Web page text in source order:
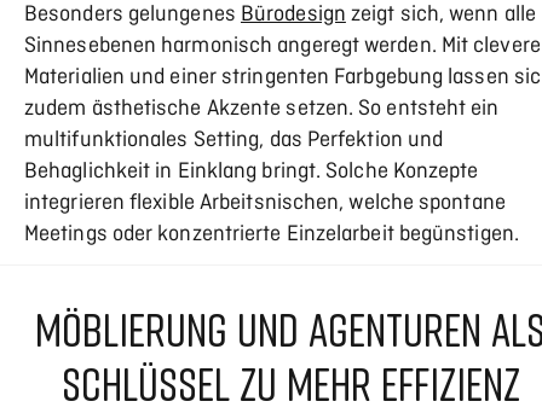
Besonders gelungenes Bürodesignzeigt sich, wenn alle
Sinnesebenen harmonisch angeregt werden. Mit
Materialien und einer stringenten Farbgebung lassen
zudem ästhetische Akzente setzen. So entsteht ein
multifunktionales Setting, das Perfektion und
Behaglichkeit in Einklang bringt. Solche Konzepte
integrieren flexible Arbeitsnischen, welche spontane
Meetings oder konzentrierte Einzelarbeit begünstigen.
MÖBLIERUNG UND AGENTUREN
SCHLÜSSEL ZU MEHR EFFIZIENZ